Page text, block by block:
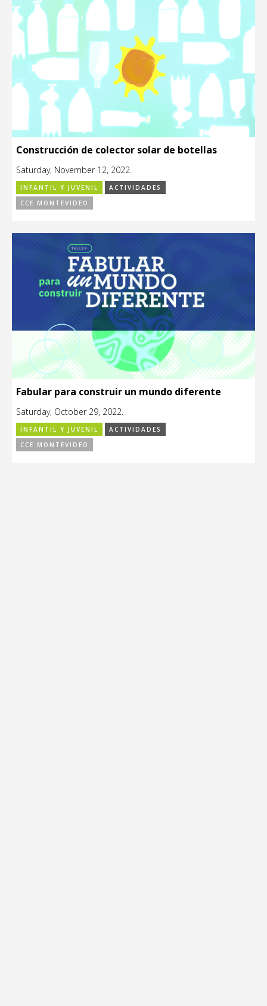
Construcción de colector solar de botellas
Saturday, November 12, 2022.
INFANTIL Y JUVENIL
ACTIVIDADES
CCE MONTEVIDEO
Fabular para construir un mundo diferente
Saturday, October 29, 2022.
INFANTIL Y JUVENIL
ACTIVIDADES
CCE MONTEVIDEO